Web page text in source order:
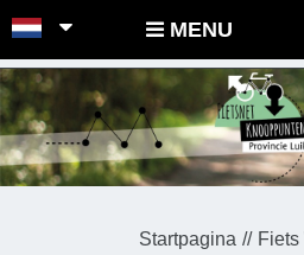
POINTS-NOEUDS MENU
Startpagina